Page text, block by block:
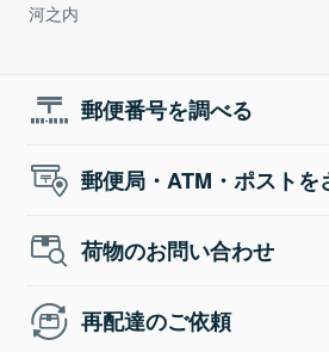
河之内
郵便番号を調べる
郵便局・ATM・ポストを
荷物のお問い合わせ
再配達のご依頼